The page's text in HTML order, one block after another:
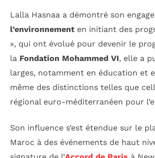
Lalla Hasnaa a démontré son
l’environnement en initiant des
», qui ont évolué pour devenir le
la Fondation Mohammed VI, elle a
larges, notamment en éducation et
même des distinctions telles que
régional euro-méditerranéen pour
Son influence s’est étendue sur le
Maroc à des événements de haut